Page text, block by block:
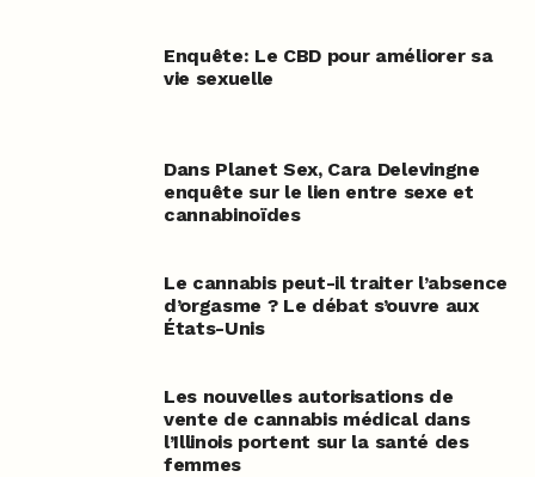
Enquête: Le CBD pour améliorer sa
vie sexuelle
Dans Planet Sex, Cara Delevingne
enquête sur le lien entre sexe et
cannabinoïdes
Le cannabis peut-il traiter l’absence
d’orgasme ? Le débat s’ouvre aux
États-Unis
Les nouvelles autorisations de
vente de cannabis médical dans
l’Illinois portent sur la santé des
femmes